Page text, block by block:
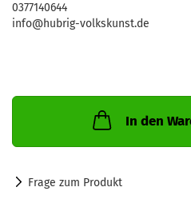
0377140644
info@hubrig-volkskunst.de
In den
Frage zum Produkt